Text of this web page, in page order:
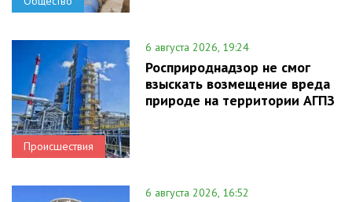
Происшествия
6 августа 2026, 19:24
Росприроднадзор не смог
взыскать возмещение вреда
природе на территории АГПЗ
6 августа 2026, 16:52